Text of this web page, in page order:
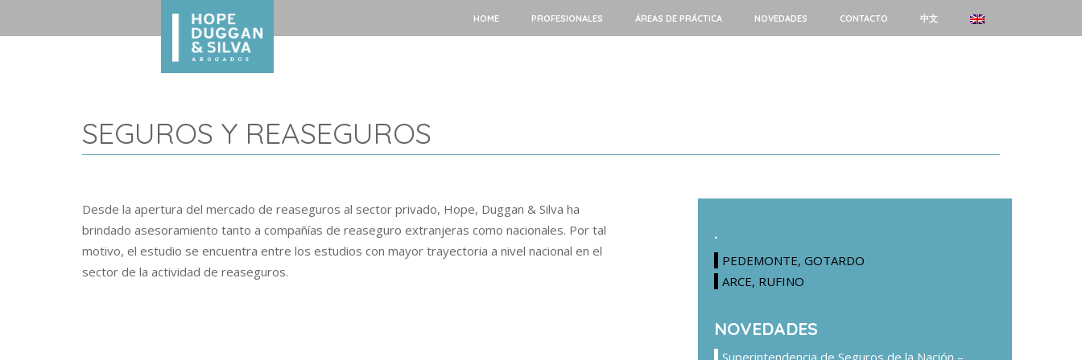
HOME PROFESIONALES ÁREAS DE PRÁCTICA NOVEDADES CONTACTO 中文
SEGUROS Y REASEGUROS
Desde la apertura del mercado de reaseguros al sector privado, Hope, Duggan & Silva ha
brindado asesoramiento tanto a compañías de reaseguro extranjeras como nacionales. Por tal
motivo, el estudio se encuentra entre los estudios con mayor trayectoria a nivel nacional en el
sector de la actividad de reaseguros.
.
PEDEMONTE, GOTARDO
ARCE, RUFINO
NOVEDADES